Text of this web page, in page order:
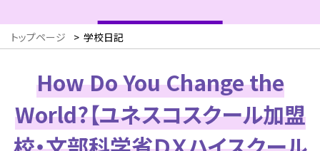
トップページ > 学校日記
How Do You Change the
World?【ユネスコスクール加盟